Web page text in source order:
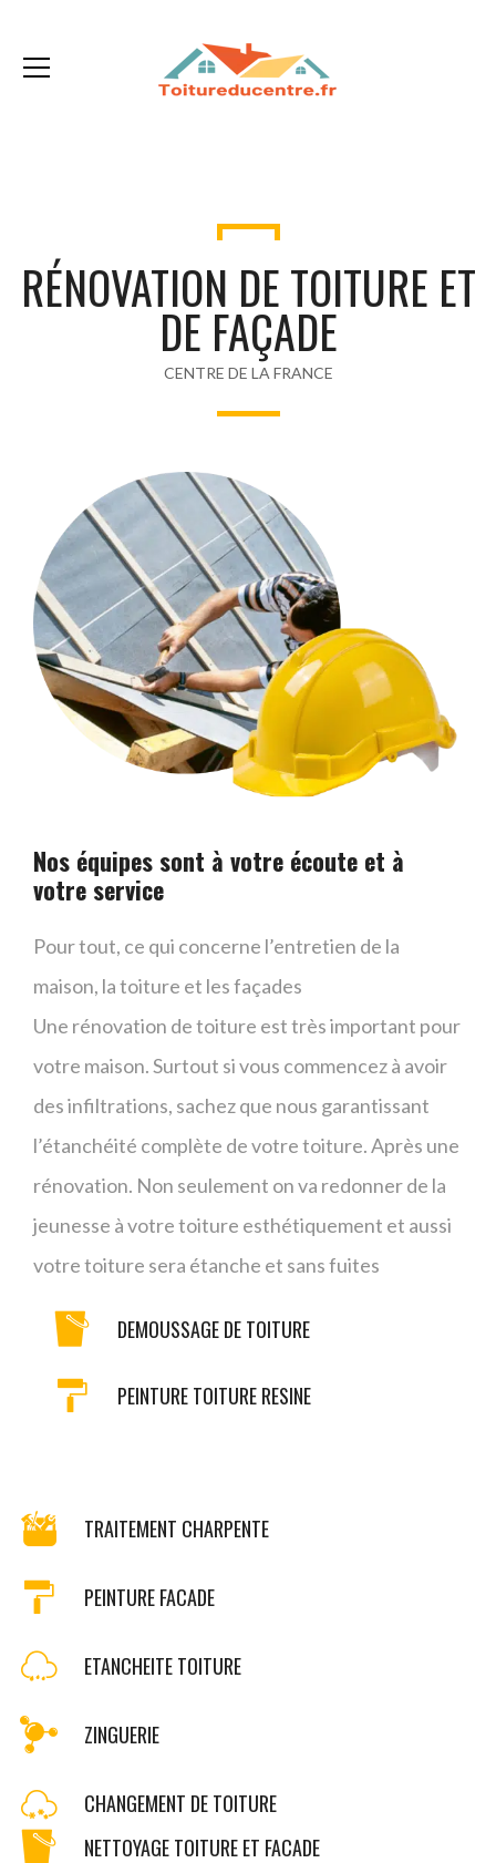
RÉNOVATION DE TOITURE ET
DE FAÇADE
CENTRE DE LA FRANCE
Nos équipes sont à votre écoute et à
votre service
Pour tout, ce qui concerne l’entretien de la
maison, la toiture et les façades
Une rénovation de toiture est très important pour
votre maison. Surtout si vous commencez à avoir
des infiltrations, sachez que nous garantissant
l’étanchéité complète de votre toiture. Après une
rénovation. Non seulement on va redonner de la
jeunesse à votre toiture esthétiquement et aussi
votre toiture sera étanche et sans fuites
DEMOUSSAGE DE TOITURE
PEINTURE TOITURE RESINE
TRAITEMENT CHARPENTE
PEINTURE FACADE
ETANCHEITE TOITURE
ZINGUERIE
CHANGEMENT DE TOITURE
NETTOYAGE TOITURE ET FACADE